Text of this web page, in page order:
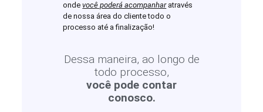
ondevocê poderá acompanharatravés
de nossa área do cliente todo o
processo até a finalização!
Dessa maneira, ao longo de
todo processo,
você pode contar
conosco.